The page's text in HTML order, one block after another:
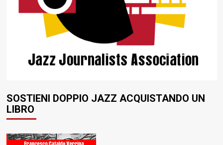
SOSTIENI DOPPIO JAZZ ACQUISTANDO UN
LIBRO